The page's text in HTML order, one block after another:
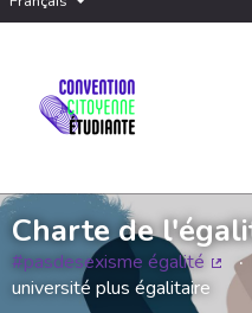
Charte de
#pasdesexisme égalité
université plus égalitaire